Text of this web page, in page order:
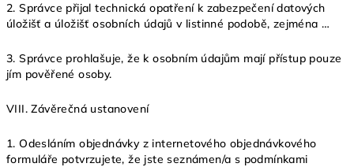
2. Správce přijal technická opatření k zabezpečení datových
úložišť a úložišť osobních údajů v listinné podobě, zejména …
3. Správce prohlašuje, že k osobním údajům mají přístup pouze
jím pověřené osoby.
VIII. Závěrečná ustanovení
1. Odesláním objednávky z internetového objednávkového
formuláře potvrzujete, že jste seznámen/a s podmínkami